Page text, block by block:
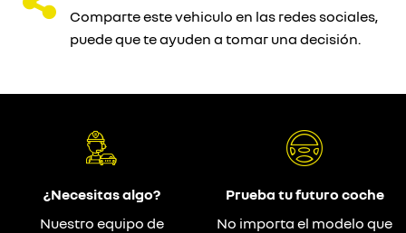
Comparte este vehiculo en las redes sociales,
puede que te ayuden a tomar una decisión.
¿Necesitas algo?
Nuestro equipo de
Prueba tu futuro coche
No importa el modelo que